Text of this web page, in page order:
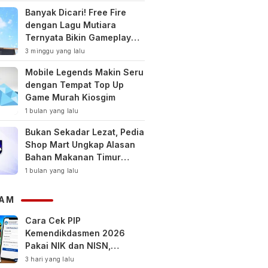
Banyak Dicari! Free Fire
dengan Lagu Mutiara
Ternyata Bikin Gameplay
Makin Keren
3 minggu yang lalu
Mobile Legends Makin Seru
dengan Tempat Top Up
Game Murah Kiosgim
1 bulan yang lalu
Bukan Sekadar Lezat, Pedia
Shop Mart Ungkap Alasan
Bahan Makanan Timur
Tengah Jadi Tren Gaya
1 bulan yang lalu
Cara Cek PIP
Kemendikdasmen 2026
Pakai NIK dan NISN,
Bantuan hingga Rp1,8 Juta
3 hari yang lalu